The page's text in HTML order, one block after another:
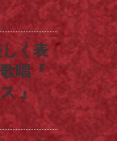
く表
唱『
』